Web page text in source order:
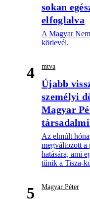
sokan
elfoglalva
A Magyar
körlevél.
4 mtva
Újabb
személyi
Magyar
Az elmúlt
megváltozott a
hatására, ami
tűnik a Tisza-
5 Magyar Péter